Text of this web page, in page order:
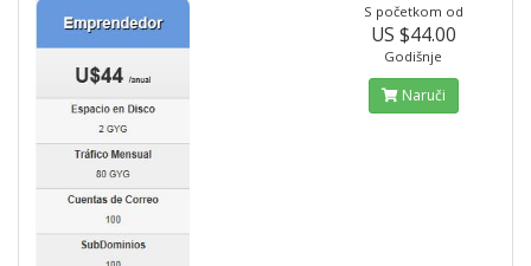
S početkom od
US $44.00
Godišnje
Naruči